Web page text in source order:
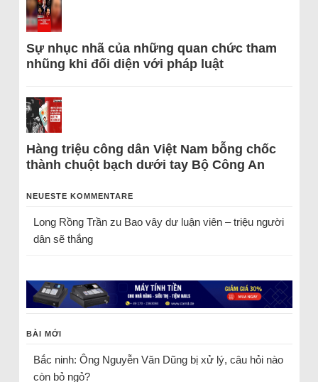
Sự nhục nhã của những quan chức tham
nhũng khi đối diện với pháp luật
Hàng triệu công dân Việt Nam bỗng chốc
thành chuột bạch dưới tay Bộ Công An
NEUESTE KOMMENTARE
Long Rồng Trầnzu Bao vây dư luận viên – triệu người
dân sẽ thắng
BÀI MỚI
Bắc ninh: Ông Nguyễn Văn Dũng bị xử lý, câu hỏi nào
còn bỏ ngỏ?